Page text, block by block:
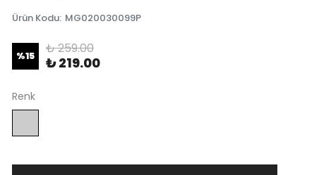
Ürün Kodu: MG020030099P
%15 ₺ 259.00
₺ 219.00
Renk